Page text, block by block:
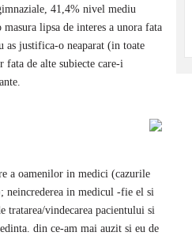
41,4% nivel mediu
lipsa de interes a unora fata
as justifica-o neaparat (in toate
de alte subiecte care-i
a oamenilor in medici (cazurile
neincrederea in medicul -fie el si
tratarea/vindecarea pacientului si
din ce-am mai auzit si eu de